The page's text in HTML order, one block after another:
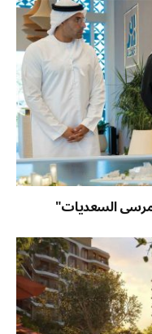
السعديات"